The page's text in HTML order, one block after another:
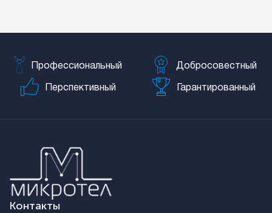
Профессиональный Добросовестный
Перспективный Гарантированный
Контакты